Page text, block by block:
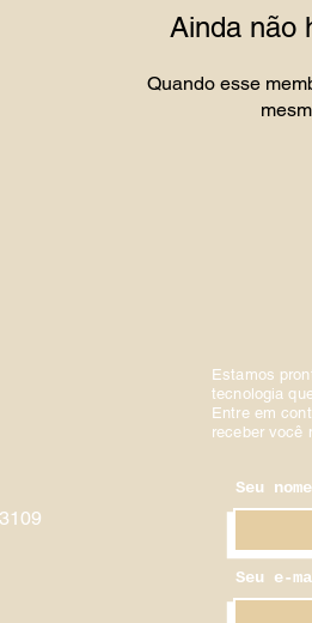
Ainda não
Quando esse
Estamos
tecnologia
Entre em
receber você
Seu nome
Seu e-